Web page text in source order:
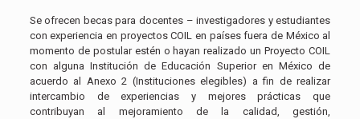
Se ofrecen becas para docentes – investigadores y estudiantes
con experiencia en proyectos COIL en países fuera de México al
momento de postular estén o hayan realizado un Proyecto COIL
con alguna Institución de Educación Superior en México de
acuerdo al Anexo 2 (Instituciones elegibles) a fin de realizar
intercambio de experiencias y mejores prácticas que
contribuyan al mejoramiento de la calidad, gestión,